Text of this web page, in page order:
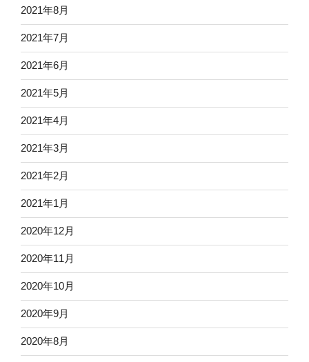
2021年8月
2021年7月
2021年6月
2021年5月
2021年4月
2021年3月
2021年2月
2021年1月
2020年12月
2020年11月
2020年10月
2020年9月
2020年8月